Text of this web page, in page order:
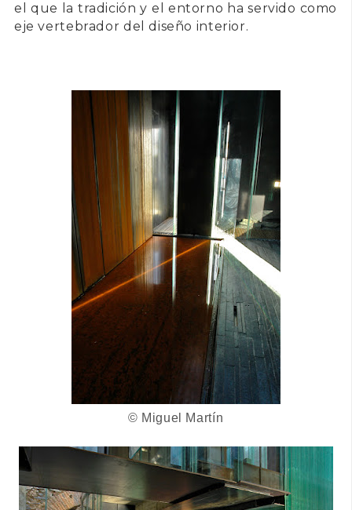
el que la tradición y el entorno ha servido como
eje vertebrador del diseño interior.
© Miguel Martín